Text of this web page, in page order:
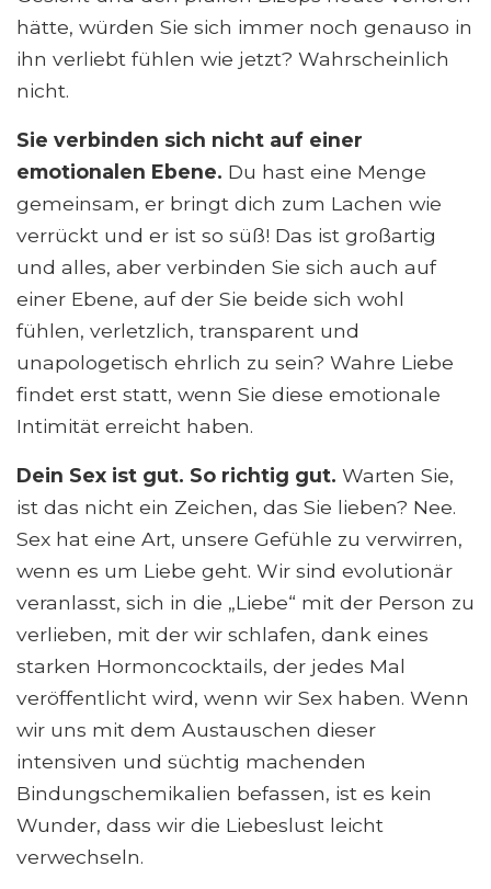
hätte, würden Sie sich immer noch genauso in
ihn verliebt fühlen wie jetzt? Wahrscheinlich
nicht.
Sie verbinden sich nicht auf einer
emotionalen Ebene. Du hast eine Menge
gemeinsam, er bringt dich zum Lachen wie
verrückt und er ist so süß! Das ist großartig
und alles, aber verbinden Sie sich auch auf
einer Ebene, auf der Sie beide sich wohl
fühlen, verletzlich, transparent und
unapologetisch ehrlich zu sein? Wahre Liebe
findet erst statt, wenn Sie diese emotionale
Intimität erreicht haben.
Dein Sex ist gut. So richtig gut. Warten Sie,
ist das nicht ein Zeichen, das Sie lieben? Nee.
Sex hat eine Art, unsere Gefühle zu verwirren,
wenn es um Liebe geht. Wir sind evolutionär
veranlasst, sich in die „Liebe“ mit der Person zu
verlieben, mit der wir schlafen, dank eines
starken Hormoncocktails, der jedes Mal
veröffentlicht wird, wenn wir Sex haben. Wenn
wir uns mit dem Austauschen dieser
intensiven und süchtig machenden
Bindungschemikalien befassen, ist es kein
Wunder, dass wir die Liebeslust leicht
verwechseln.